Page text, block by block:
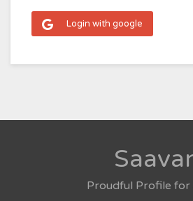
Login with google
Proudful Profile for